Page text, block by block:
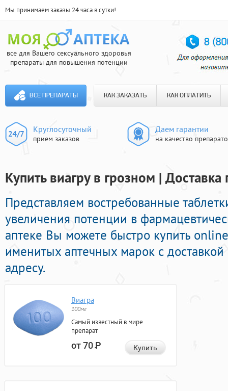
Мы принимаем заказы 24 часа в сутки!
все для Вашего сексуального здоровья
препараты для повышения потенции
ВСЕ ПРЕПАРАТЫ КАК ЗАКАЗАТЬ КАК ОПЛАТИТЬ
Круглосуточный
прием заказов
Даем гарантии
на качество
Купить виагру в грозном | Доставка
Представляем востребованные
увеличения потенции в
аптеке Вы можете быстро купить
именитых аптечных марок с
адресу.
Виагра
100мг
Самый известный в мире
препарат
от 70Р Купить